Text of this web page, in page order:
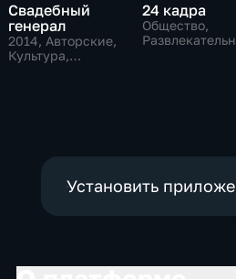
Свадебный
генерал
2014, Авторские,
Культура,
24 кадра
Общество,
Установить